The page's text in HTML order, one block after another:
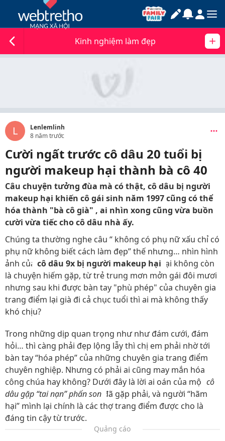
Kinh nghiệm làm đẹp
L
Lenlemlinh
8 năm trước
Cười ngất trước cô dâu 20 tuổi bị
người makeup hại thành bà cô 40
Câu chuyện tưởng đùa mà có thật, cô dâu bị người
makeup hại khiến cô gái sinh năm 1997 cũng có thể
hóa thành "bà cô già" , ai nhìn xong cũng vừa buồn
cười vừa tiếc cho cô dâu nhà ấy.
Chúng ta thường nghe câu “ không có phụ nữ xấu chỉ có
phụ nữ không biết cách làm đẹp” thế nhưng… nhìn hình
ảnh của cô dâu 9x bị người makeup hại lại không còn
là chuyện hiếm gặp, từ trẻ trung mơn mởn gái đôi mươi
nhưng sau khi được bàn tay "phù phép" của chuyên gia
trang điểm lại già đi cả chục tuổi thì ai mà không thấy
khó chịu?
Trong những dịp quan trọng như như đám cưới, đám
hỏi… thì càng phải đẹp lộng lẫy thì chị em phải nhờ tới
bàn tay “hóa phép” của những chuyên gia trang điểm
chuyên nghiệp. Nhưng có phải ai cũng may mắn hóa
công chúa hay không? Dưới đây là lời ai oán của một cô
dâu gặp “tai nạn” phấn son đã gặp phải, và người “hãm
hại” mình lại chính là các thợ trang điểm được cho là
đáng tin cậy từ trước.
Quảng cáo